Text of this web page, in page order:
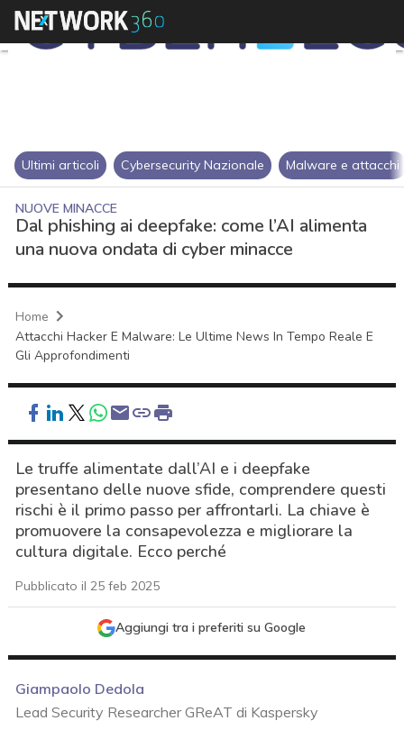
Ultimi articoli Cybersecurity Nazionale Malware e attacchi
NUOVE MINACCE
Dal phishing ai deepfake: come l’AI alimenta
una nuova ondata di cyber minacce
Home
Attacchi Hacker E Malware: Le Ultime News In Tempo Reale E
Gli Approfondimenti
Le truffe alimentate dall’AI e i deepfake
presentano delle nuove sfide, comprendere questi
rischi è il primo passo per affrontarli. La chiave è
promuovere la consapevolezza e migliorare la
cultura digitale. Ecco perché
Pubblicato il 25 feb 2025
Aggiungi tra i preferiti su Google
Giampaolo Dedola
Lead Security Researcher GReAT di Kaspersky